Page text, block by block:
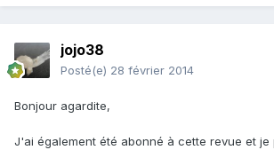
jojo38
Posté(e) 28 février 2014
Bonjour agardite,
J'ai également été abonné à cette revue et je